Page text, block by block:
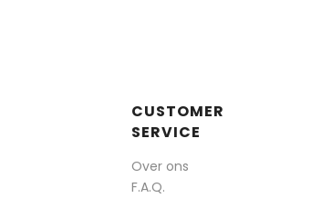
CUSTOMER
SERVICE
Over ons
F.A.Q.